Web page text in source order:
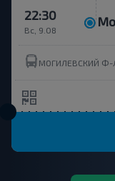
Вс, 9.08
22:30